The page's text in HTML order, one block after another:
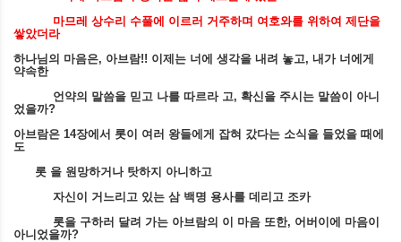
마므레 상수리 수풀에 이르러 거주하며 여호와를 위하여 제단을
쌓았더라
하나님의 마음은, 아브람!! 이제는 너에 생각을 내려 놓고, 내가 너에게
약속한
언약의 말씀을 믿고 나를 따르라 고, 확신을 주시는 말씀이 아니
었을까?
아브람은 14장에서 롯이 여러 왕들에게 잡혀 갔다는 소식을 들었을 때에
도
롯 을 원망하거나 탓하지 아니하고
자신이 거느리고 있는 삼 백명 용사를 데리고 조카
롯을 구하러 달려 가는 아브람의 이 마음 또한, 어버이에 마음이
아니었을까?